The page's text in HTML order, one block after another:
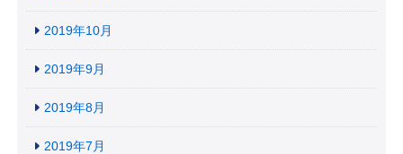
2019年10月
2019年9月
2019年8月
2019年7月